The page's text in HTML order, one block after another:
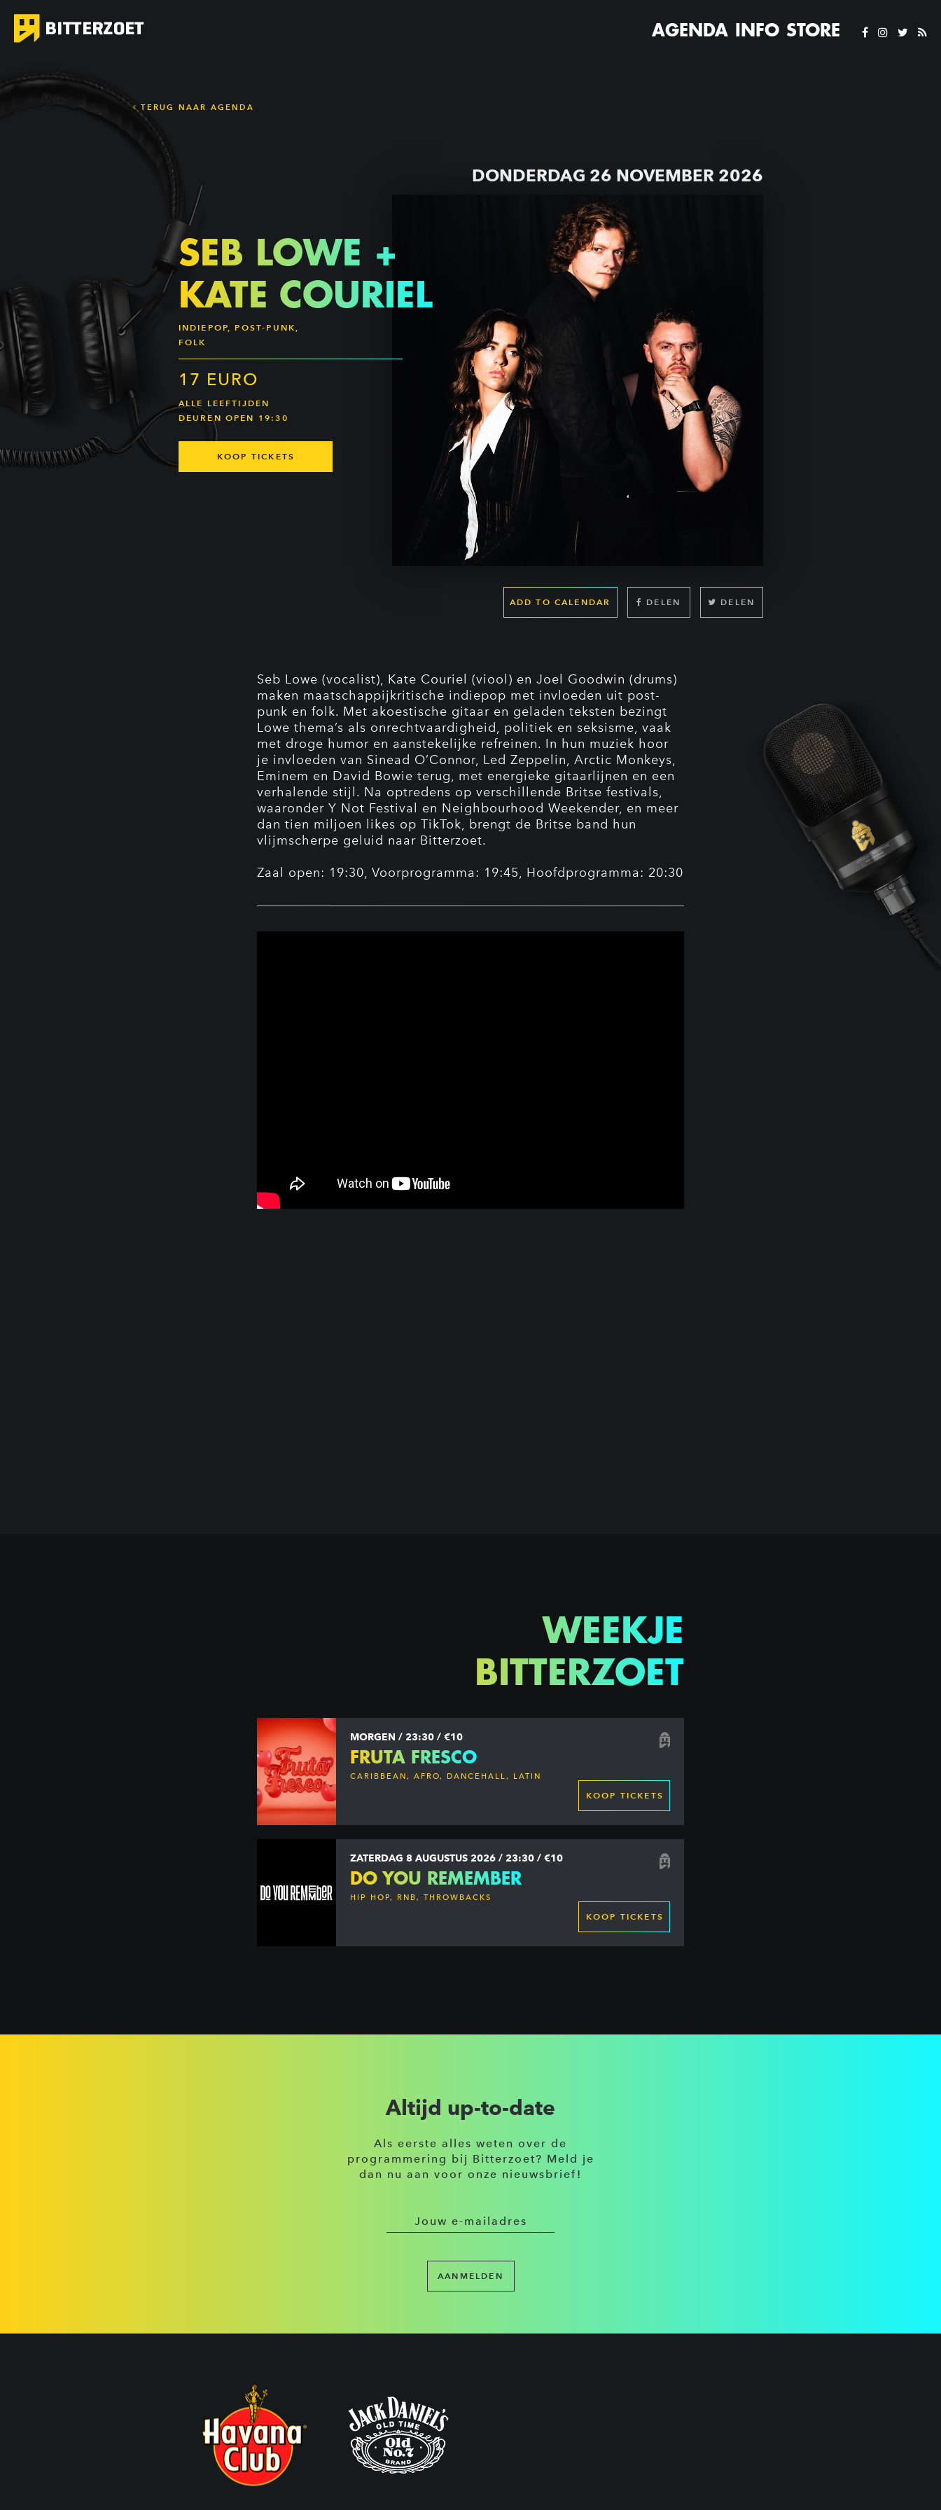
AGENDA INFO STORE
TERUG NAAR AGENDA
DONDERDAG 26 NOVEMBER 2026
ADD TO CALENDAR DELEN DELEN
SEB LOWE +
KATE COURIEL
INDIEPOP, POST-PUNK,
FOLK
17 EURO
ALLE LEEFTIJDEN
DEUREN OPEN 19:30
KOOP TICKETS
Seb Lowe (vocalist), Kate Couriel (viool) en Joel Goodwin (drums)
maken maatschappijkritische indiepop met invloeden uit post-
punk en folk. Met akoestische gitaar en geladen teksten bezingt
Lowe thema’s als onrechtvaardigheid, politiek en seksisme, vaak
met droge humor en aanstekelijke refreinen. In hun muziek hoor
je invloeden van Sinead O’Connor, Led Zeppelin, Arctic Monkeys,
Eminem en David Bowie terug, met energieke gitaarlijnen en een
verhalende stijl. Na optredens op verschillende Britse festivals,
waaronder Y Not Festival en Neighbourhood Weekender, en meer
dan tien miljoen likes op TikTok, brengt de Britse band hun
vlijmscherpe geluid naar Bitterzoet.
Zaal open: 19:30, Voorprogramma: 19:45, Hoofdprogramma: 20:30
WEEKJE
BITTERZOET
MORGEN / 23:30 / €10
FRUTA FRESCO
CARIBBEAN, AFRO, DANCEHALL, LATIN
KOOP TICKETS
ZATERDAG 8 AUGUSTUS 2026 / 23:30 / €10
DO YOU REMEMBER
HIP HOP, RNB, THROWBACKS
KOOP TICKETS
Altijd up-to-date
Als eerste alles weten over de
programmering bij Bitterzoet? Meld je
dan nu aan voor onze nieuwsbrief!
AANMELDEN